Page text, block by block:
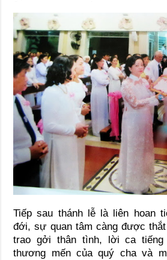
Tiếp sau thánh lễ là liên hoan
đới, sự quan tâm càng được
trao gởi thân tình, lời ca tiếng
thương mến của quý cha và